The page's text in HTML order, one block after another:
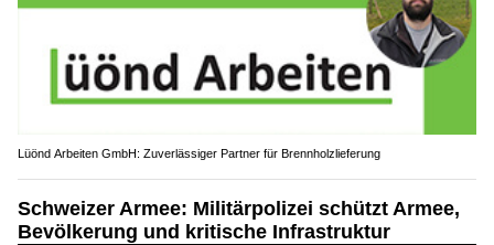
Lüönd Arbeiten GmbH: Zuverlässiger Partner für Brennholzlieferung
Schweizer Armee: Militärpolizei schützt Armee,
Bevölkerung und kritische Infrastruktur